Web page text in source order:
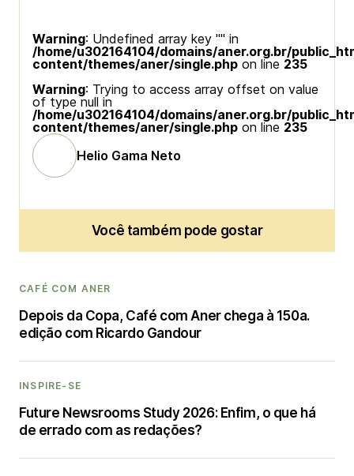
Warning: Undefined array key "" in
/home/u302164104/domains/aner.org.br/
content/themes/aner/single.php on line 235
Warning: Trying to access array offset on value
of type null in
/home/u302164104/domains/aner.org.br/
content/themes/aner/single.php on line 235
Helio Gama Neto
Você também pode gostar
CAFÉ COM ANER
Depois da Copa, Café com Aner chega à 150a.
edição com Ricardo Gandour
INSPIRE-SE
Future Newsrooms Study 2026: Enfim, o que há
de errado com as redações?